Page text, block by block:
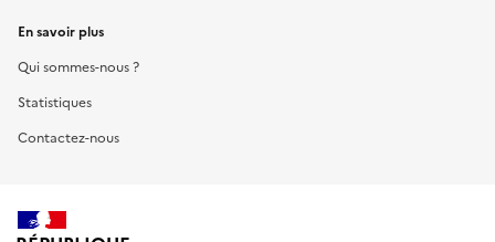
En savoir plus
Qui sommes-nous ?
Statistiques
Contactez-nous